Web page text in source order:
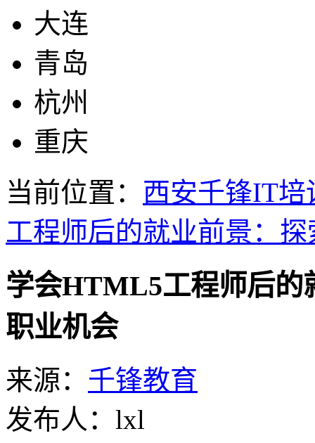
大连
青岛
杭州
重庆
当前位置： 西安千锋IT培
工程师后的就业前景：
学会HTML5工程师后的
职业机会
来源： 千锋教育
发布人：lxl